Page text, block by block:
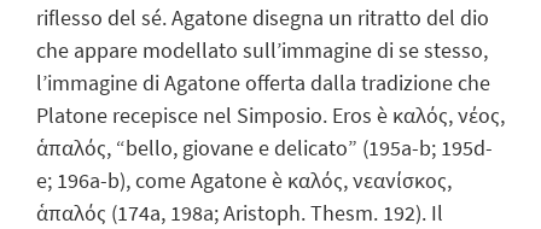
riflesso del sé. Agatone disegna un ritratto del dio
che appare modellato sull’immagine di se stesso,
l’immagine di Agatone offerta dalla tradizione che
Platone recepisce nel Simposio. Eros è καλός, νέος,
ἁπαλός, “bello, giovane e delicato” (195a-b; 195d-
e; 196a-b), come Agatone è καλός, νεανίσκος,
ἁπαλός (174a, 198a; Aristoph. Thesm. 192). Il